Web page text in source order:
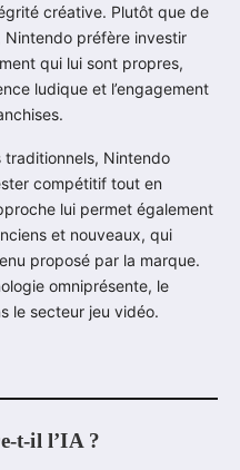
créative. Plutôt que de
Nintendo préfère investir
qui lui sont propres,
ludique et l’engagement
traditionnels, Nintendo
compétitif tout en
lui permet également
et nouveaux, qui
proposé par la marque.
omniprésente, le
le secteur jeu vidéo.
t-il l’IA ?